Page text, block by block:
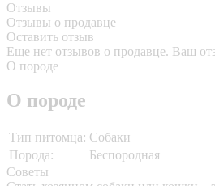
Отзывы
Отзывы о продавце
Оставить отзыв
Еще нет отзывов о продавце. Ваш
О породе
О породе
Тип питомца: Собаки
Порода:
Беспородная
Советы